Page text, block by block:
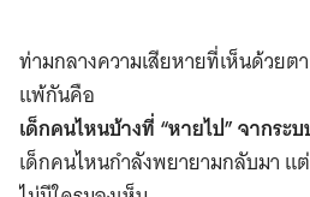
ท่ามกลางความเสียหายที่เห็นด้วย
แพ้กันคือ
เด็กคนไหนบ้างที่ “หายไป” จากระบ
เด็กคนไหนกำลังพยายามกลับมา